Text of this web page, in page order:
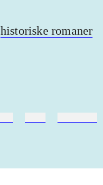
historiske romaner